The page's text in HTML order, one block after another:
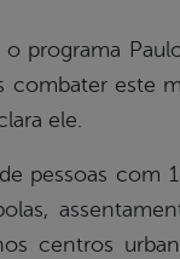
o programa
combater este
ele.
pessoas com
centros